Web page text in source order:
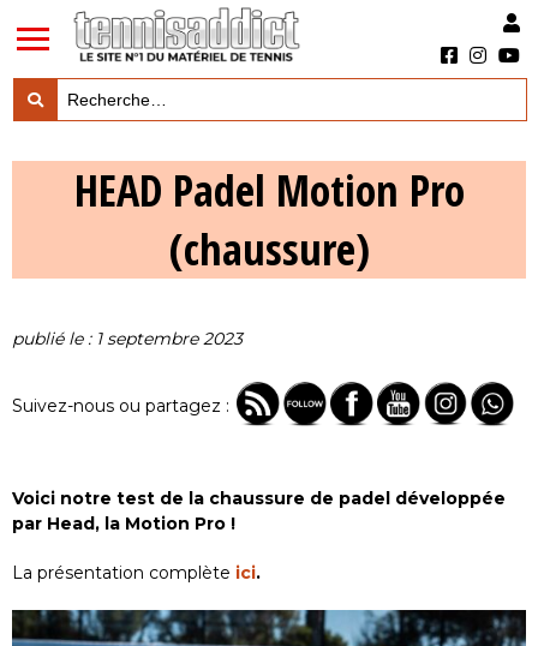
LES ACTUS MARQUES & PRODUITS
LES GUIDES DU MATERIEL
HEAD Padel Motion Pro
(chaussure)
publié le : 1 septembre 2023
Suivez-nous ou partagez :
Voici notre test de la chaussure de padel développée
par Head, la Motion Pro !
La présentation complète ici.